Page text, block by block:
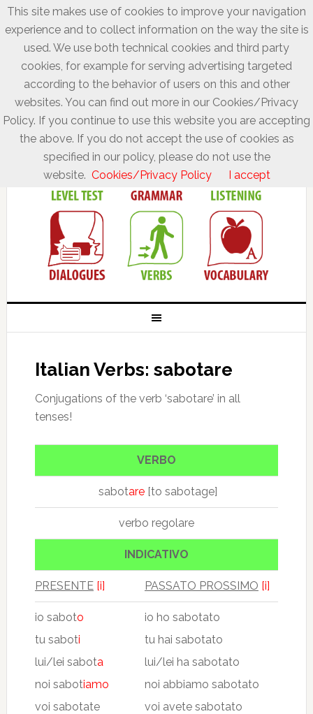
Italian Verbs: sabotare
Conjugations of the verb ‘sabotare’ in all
tenses!
VERBO
sabotare[to sabotage]
verbo regolare
INDICATIVO
PRESENTE [i] PASSATO PROSSIMO [i]
io saboto
tu saboti
lui/lei sabota
noi sabotiamo
voi sabotate
io ho sabotato
tu hai sabotato
lui/lei ha sabotato
noi abbiamo sabotato
voi avete sabotato
This site makes use of cookies to improve your navigation
experience and to collect information on the way the site is
used. We use both technical cookies and third party
cookies, for example for serving advertising targeted
according to the behavior of users on this and other
websites. You can find out more in our Cookies/Privacy
Policy. If you continue to use this website you are accepting
the above. If you do not accept the use of cookies as
specified in our policy, please do not use the
website. Cookies/Privacy Policy I accept